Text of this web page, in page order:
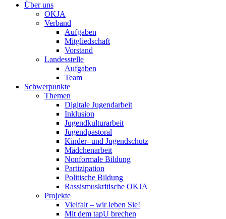
Über uns
OKJA
Verband
Aufgaben
Mitgliedschaft
Vorstand
Landesstelle
Aufgaben
Team
Schwerpunkte
Themen
Digitale Jugendarbeit
Inklusion
Jugendkulturarbeit
Jugendpastoral
Kinder- und Jugendschutz
Mädchenarbeit
Nonformale Bildung
Partizipation
Politische Bildung
Rassismuskritische OKJA
Projekte
Vielfalt – wir leben Sie!
Mit dem tapU brechen